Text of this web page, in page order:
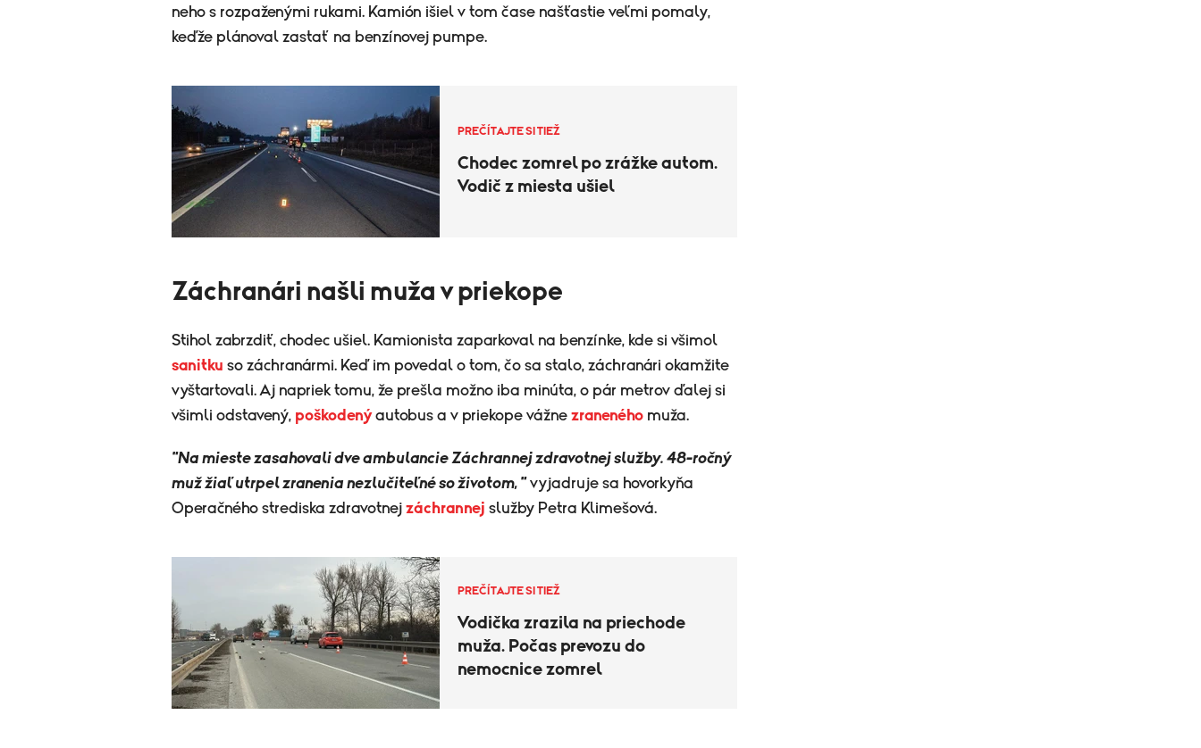
neho s rozpaženými rukami. Kamión išiel v tom čase našťastie veľmi pomaly,
keďže plánoval zastať na benzínovej pumpe.
PREČÍTAJTE SI TIEŽ
Chodec zomrel po zrážke autom.
Vodič z miesta ušiel
Záchranári našli muža v priekope
Stihol zabrzdiť, chodec ušiel. Kamionista zaparkoval na benzínke, kde si všimol
sanitku so záchranármi. Keď im povedal o tom, čo sa stalo, záchranári okamžite
vyštartovali. Aj napriek tomu, že prešla možno iba minúta, o pár metrov ďalej si
všimli odstavený, poškodenýautobus a v priekope vážne zraneného muža.
"Na mieste zasahovali dve ambulancie Záchrannej zdravotnej služby. 48-ročný
muž žiaľ utrpel zranenia nezlučiteľné so životom, "vyjadruje sa hovorkyňa
Operačného strediska zdravotnej záchrannej služby Petra Klimešová.
PREČÍTAJTE SI TIEŽ
Vodička zrazila na priechode
muža. Počas prevozu do
nemocnice zomrel